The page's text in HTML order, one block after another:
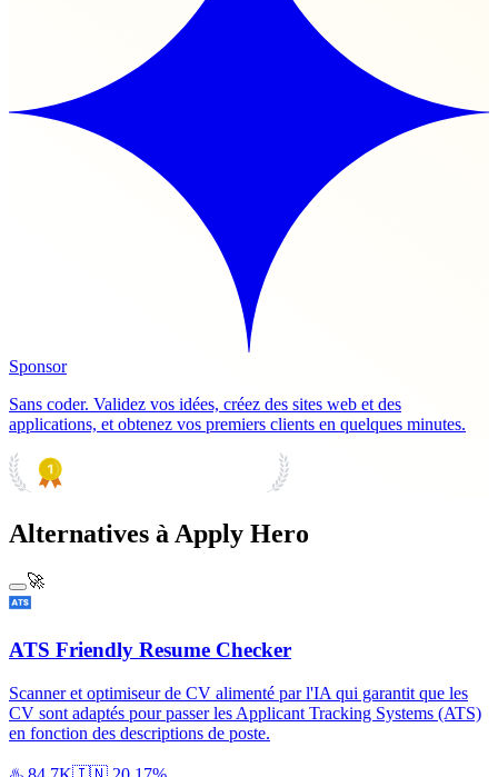
Sponsor
Sans coder. Validez vos idées, créez des sites web et des
applications, et obtenez vos premiers clients en quelques minutes.
Alternatives à Apply Hero
🚀
ATS Friendly Resume Checker
Scanner et optimiseur de CV alimenté par l'IA qui garantit que les
CV sont adaptés pour passer les Applicant Tracking Systems (ATS)
en fonction des descriptions de poste.